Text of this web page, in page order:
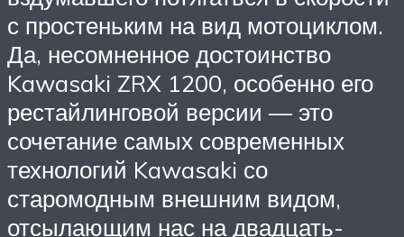
с простеньким на вид мотоциклом.
Да, несомненное достоинство
Kawasaki ZRX 1200, особенно его
рестайлинговой версии — это
сочетание самых современных
технологий Kawasaki со
старомодным внешним видом,
отсылающим нас на двадцать-